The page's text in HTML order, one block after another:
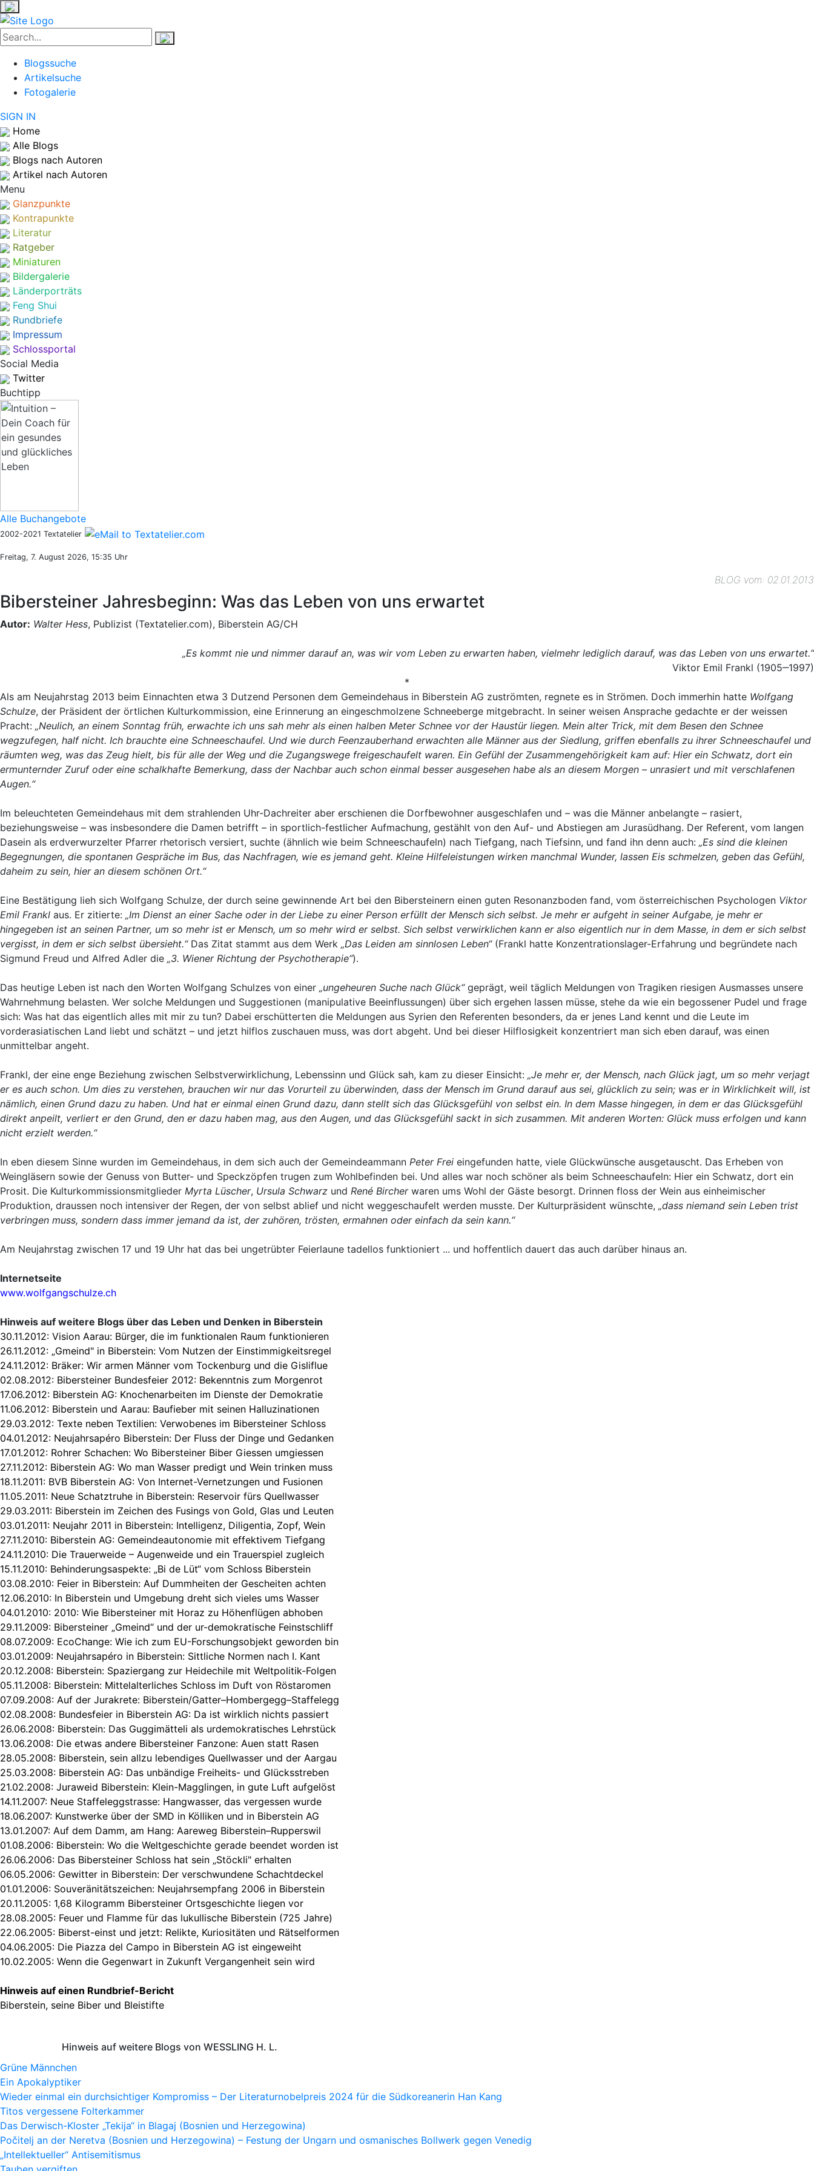
Blogssuche
Artikelsuche
Fotogalerie
SIGN IN
Home
Alle Blogs
Blogs nach Autoren
Artikel nach Autoren
Menu
Glanzpunkte
Kontrapunkte
Literatur
Ratgeber
Miniaturen
Bildergalerie
Länderporträts
Feng Shui
Rundbriefe
Impressum
Schlossportal
Social Media
Twitter
Buchtipp
Alle Buchangebote
2002-2021 Textatelier
Freitag, 7. August 2026, 15:35 Uhr
BLOG vom: 02.01.2013
Bibersteiner Jahresbeginn: Was das Leben von uns erwartet
Autor: Walter Hess, Publizist (Textatelier.com), Biberstein AG/CH
„Es kommt nie und nimmer darauf an, was wir vom Leben zu erwarten haben, vielmehr lediglich darauf, was das Leben von uns erwartet.“
Viktor Emil Frankl (1905‒1997)
*
Als am Neujahrstag 2013 beim Einnachten etwa 3 Dutzend Personen dem Gemeindehaus in Biberstein AG zuströmten, regnete es in Strömen. Doch immerhin hatte Wolfgang
Schulze, der Präsident der örtlichen Kulturkommission, eine Erinnerung an eingeschmolzene Schneeberge mitgebracht. In seiner weisen Ansprache gedachte er der weissen
Pracht: „Neulich, an einem Sonntag früh, erwachte ich uns sah mehr als einen halben Meter Schnee vor der Haustür liegen. Mein alter Trick, mit dem Besen den Schnee
wegzufegen, half nicht. Ich brauchte eine Schneeschaufel. Und wie durch Feenzauberhand erwachten alle Männer aus der Siedlung, griffen ebenfalls zu ihrer Schneeschaufel und
räumten weg, was das Zeug hielt, bis für alle der Weg und die Zugangswege freigeschaufelt waren. Ein Gefühl der Zusammengehörigkeit kam auf: Hier ein Schwatz, dort ein
ermunternder Zuruf oder eine schalkhafte Bemerkung, dass der Nachbar auch schon einmal besser ausgesehen habe als an diesem Morgen – unrasiert und mit verschlafenen
Augen.“
Im beleuchteten Gemeindehaus mit dem strahlenden Uhr-Dachreiter aber erschienen die Dorfbewohner ausgeschlafen und – was die Männer anbelangte – rasiert,
beziehungsweise – was insbesondere die Damen betrifft – in sportlich-festlicher Aufmachung, gestählt von den Auf- und Abstiegen am Jurasüdhang. Der Referent, vom langen
Dasein als erdverwurzelter Pfarrer rhetorisch versiert, suchte (ähnlich wie beim Schneeschaufeln) nach Tiefgang, nach Tiefsinn, und fand ihn denn auch: „Es sind die kleinen
Begegnungen, die spontanen Gespräche im Bus, das Nachfragen, wie es jemand geht. Kleine Hilfeleistungen wirken manchmal Wunder, lassen Eis schmelzen, geben das Gefühl,
daheim zu sein, hier an diesem schönen Ort.“
Eine Bestätigung lieh sich Wolfgang Schulze, der durch seine gewinnende Art bei den Bibersteinern einen guten Resonanzboden fand, vom österreichischen Psychologen Viktor
Emil Frankl aus. Er zitierte: „Im Dienst an einer Sache oder in der Liebe zu einer Person erfüllt der Mensch sich selbst. Je mehr er aufgeht in seiner Aufgabe, je mehr er
hingegeben ist an seinen Partner, um so mehr ist er Mensch, um so mehr wird er selbst. Sich selbst verwirklichen kann er also eigentlich nur in dem Masse, in dem er sich selbst
vergisst, in dem er sich selbst übersieht.“ Das Zitat stammt aus dem Werk „Das Leiden am sinnlosen Leben“(Frankl hatte Konzentrationslager-Erfahrung und begründete nach
Sigmund Freud und Alfred Adler die „3. Wiener Richtung der Psychotherapie“).
Das heutige Leben ist nach den Worten Wolfgang Schulzes von einer „ungeheuren Suche nach Glück“geprägt, weil täglich Meldungen von Tragiken riesigen Ausmasses unsere
Wahrnehmung belasten. Wer solche Meldungen und Suggestionen (manipulative Beeinflussungen) über sich ergehen lassen müsse, stehe da wie ein begossener Pudel und frage
sich: Was hat das eigentlich alles mit mir zu tun? Dabei erschütterten die Meldungen aus Syrien den Referenten besonders, da er jenes Land kennt und die Leute im
vorderasiatischen Land liebt und schätzt – und jetzt hilflos zuschauen muss, was dort abgeht. Und bei dieser Hilflosigkeit konzentriert man sich eben darauf, was einen
unmittelbar angeht.
Frankl, der eine enge Beziehung zwischen Selbstverwirklichung, Lebenssinn und Glück sah, kam zu dieser Einsicht: „Je mehr er, der Mensch, nach Glück jagt, um so mehr verjagt
er es auch schon. Um dies zu verstehen, brauchen wir nur das Vorurteil zu überwinden, dass der Mensch im Grund darauf aus sei, glücklich zu sein; was er in Wirklichkeit will, ist
nämlich, einen Grund dazu zu haben. Und hat er einmal einen Grund dazu, dann stellt sich das Glücksgefühl von selbst ein. In dem Masse hingegen, in dem er das Glücksgefühl
direkt anpeilt, verliert er den Grund, den er dazu haben mag, aus den Augen, und das Glücksgefühl sackt in sich zusammen. Mit anderen Worten: Glück muss erfolgen und kann
nicht erzielt werden.“
In eben diesem Sinne wurden im Gemeindehaus, in dem sich auch der Gemeindeammann Peter Frei eingefunden hatte, viele Glückwünsche ausgetauscht. Das Erheben von
Weingläsern sowie der Genuss von Butter- und Speckzöpfen trugen zum Wohlbefinden bei. Und alles war noch schöner als beim Schneeschaufeln: Hier ein Schwatz, dort ein
Prosit. Die Kulturkommissionsmitglieder Myrta Lüscher, Ursula Schwarz und René Bircherwaren ums Wohl der Gäste besorgt. Drinnen floss der Wein aus einheimischer
Produktion, draussen noch intensiver der Regen, der von selbst ablief und nicht weggeschaufelt werden musste. Der Kulturpräsident wünschte, „dass niemand sein Leben trist
verbringen muss, sondern dass immer jemand da ist, der zuhören, trösten, ermahnen oder einfach da sein kann.“
Am Neujahrstag zwischen 17 und 19 Uhr hat das bei ungetrübter Feierlaune tadellos funktioniert ... und hoffentlich dauert das auch darüber hinaus an.
Internetseite
www.wolfgangschulze.ch
Hinweis auf weitere Blogs über das Leben und Denken in Biberstein
30.11.2012: Vision Aarau: Bürger, die im funktionalen Raum funktionieren
26.11.2012: „Gmeind" in Biberstein: Vom Nutzen der Einstimmigkeitsregel
24.11.2012: Bräker: Wir armen Männer vom Tockenburg und die Gisliflue
02.08.2012: Bibersteiner Bundesfeier 2012: Bekenntnis zum Morgenrot
17.06.2012: Biberstein AG: Knochenarbeiten im Dienste der Demokratie
11.06.2012: Biberstein und Aarau: Baufieber mit seinen Halluzinationen
29.03.2012: Texte neben Textilien: Verwobenes im Bibersteiner Schloss
04.01.2012: Neujahrsapéro Biberstein: Der Fluss der Dinge und Gedanken
17.01.2012: Rohrer Schachen: Wo Bibersteiner Biber Giessen umgiessen
27.11.2012: Biberstein AG: Wo man Wasser predigt und Wein trinken muss
18.11.2011: BVB Biberstein AG: Von Internet-Vernetzungen und Fusionen
11.05.2011: Neue Schatztruhe in Biberstein: Reservoir fürs Quellwasser
29.03.2011: Biberstein im Zeichen des Fusings von Gold, Glas und Leuten
03.01.2011: Neujahr 2011 in Biberstein: Intelligenz, Diligentia, Zopf, Wein
27.11.2010: Biberstein AG: Gemeindeautonomie mit effektivem Tiefgang
24.11.2010: Die Trauerweide – Augenweide und ein Trauerspiel zugleich
15.11.2010: Behinderungsaspekte: „Bi de Lüt“ vom Schloss Biberstein
03.08.2010: Feier in Biberstein: Auf Dummheiten der Gescheiten achten
12.06.2010: In Biberstein und Umgebung dreht sich vieles ums Wasser
04.01.2010: 2010: Wie Bibersteiner mit Horaz zu Höhenflügen abhoben
29.11.2009: Bibersteiner „Gmeind“ und der ur-demokratische Feinstschliff
08.07.2009: EcoChange: Wie ich zum EU-Forschungsobjekt geworden bin
03.01.2009: Neujahrsapéro in Biberstein: Sittliche Normen nach I. Kant
20.12.2008: Biberstein: Spaziergang zur Heidechile mit Weltpolitik-Folgen
05.11.2008: Biberstein: Mittelalterliches Schloss im Duft von Röstaromen
07.09.2008: Auf der Jurakrete: Biberstein/Gatter–Hombergegg–Staffelegg
02.08.2008: Bundesfeier in Biberstein AG: Da ist wirklich nichts passiert
26.06.2008: Biberstein: Das Guggimätteli als urdemokratisches Lehrstück
13.06.2008: Die etwas andere Bibersteiner Fanzone: Auen statt Rasen
28.05.2008: Biberstein, sein allzu lebendiges Quellwasser und der Aargau
25.03.2008: Biberstein AG: Das unbändige Freiheits- und Glücksstreben
21.02.2008: Juraweid Biberstein: Klein-Magglingen, in gute Luft aufgelöst
14.11.2007: Neue Staffeleggstrasse: Hangwasser, das vergessen wurde
18.06.2007: Kunstwerke über der SMD in Kölliken und in Biberstein AG
13.01.2007: Auf dem Damm, am Hang: Aareweg Biberstein–Rupperswil
01.08.2006: Biberstein: Wo die Weltgeschichte gerade beendet worden ist
26.06.2006: Das Bibersteiner Schloss hat sein „Stöckli" erhalten
06.05.2006: Gewitter in Biberstein: Der verschwundene Schachtdeckel
01.01.2006: Souveränitätszeichen: Neujahrsempfang 2006 in Biberstein
20.11.2005: 1,68 Kilogramm Bibersteiner Ortsgeschichte liegen vor
28.08.2005: Feuer und Flamme für das lukullische Biberstein (725 Jahre)
22.06.2005: Biberst-einst und jetzt: Relikte, Kuriositäten und Rätselformen
04.06.2005: Die Piazza del Campo in Biberstein AG ist eingeweiht
10.02.2005: Wenn die Gegenwart in Zukunft Vergangenheit sein wird
Hinweis auf einen Rundbrief-Bericht
Biberstein, seine Biber und Bleistifte
Hinweis auf weitere Blogs von WESSLING H. L.
Grüne Männchen
Ein Apokalyptiker
Wieder einmal ein durchsichtiger Kompromiss – Der Literaturnobelpreis 2024 für die Südkoreanerin Han Kang
Titos vergessene Folterkammer
Das Derwisch-Kloster „Tekija“ in Blagaj (Bosnien und Herzegowina)
Počitelj an der Neretva (Bosnien und Herzegowina) – Festung der Ungarn und osmanisches Bollwerk gegen Venedig
„Intellektueller“ Antisemitismus